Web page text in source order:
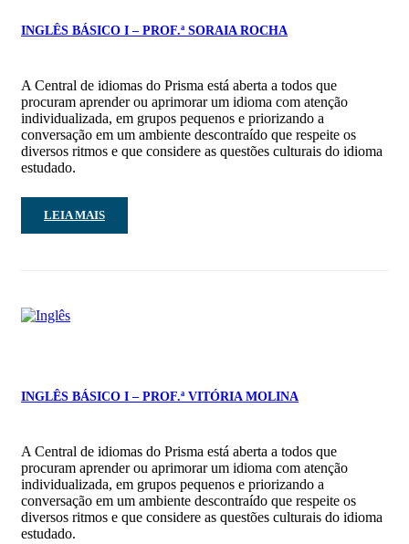
INGLÊS BÁSICO I – PROF.ª SORAIA ROCHA
A Central de idiomas do Prisma está aberta a todos que
procuram aprender ou aprimorar um idioma com atenção
individualizada, em grupos pequenos e priorizando a
conversação em um ambiente descontraído que respeite os
diversos ritmos e que considere as questões culturais do idioma
estudado.
LEIA MAIS
INGLÊS BÁSICO I – PROF.ª VITÓRIA MOLINA
A Central de idiomas do Prisma está aberta a todos que
procuram aprender ou aprimorar um idioma com atenção
individualizada, em grupos pequenos e priorizando a
conversação em um ambiente descontraído que respeite os
diversos ritmos e que considere as questões culturais do idioma
estudado.